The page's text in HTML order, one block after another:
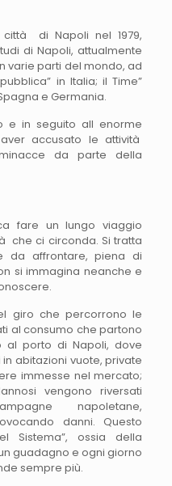
di Napoli nel 1979,
di Napoli, attualmente
varie parti del mondo, ad
in Italia; il Time”
e Germania.
e in seguito all enorme
accusato le attività
da parte della
fare un lungo viaggio
che ci circonda. Si tratta
affrontare, piena di
si immagina neanche e
giro che percorrono le
al consumo che partono
porto di Napoli, dove
abitazioni vuote, private
immesse nel mercato;
vengono riversati
napoletane,
danni. Questo
Sistema”, ossia della
guadagno e ogni giorno
sempre più.